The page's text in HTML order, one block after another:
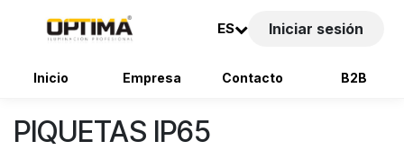
ES Iniciar sesión
Inicio Empresa Contacto B2B
PIQUETAS IP65